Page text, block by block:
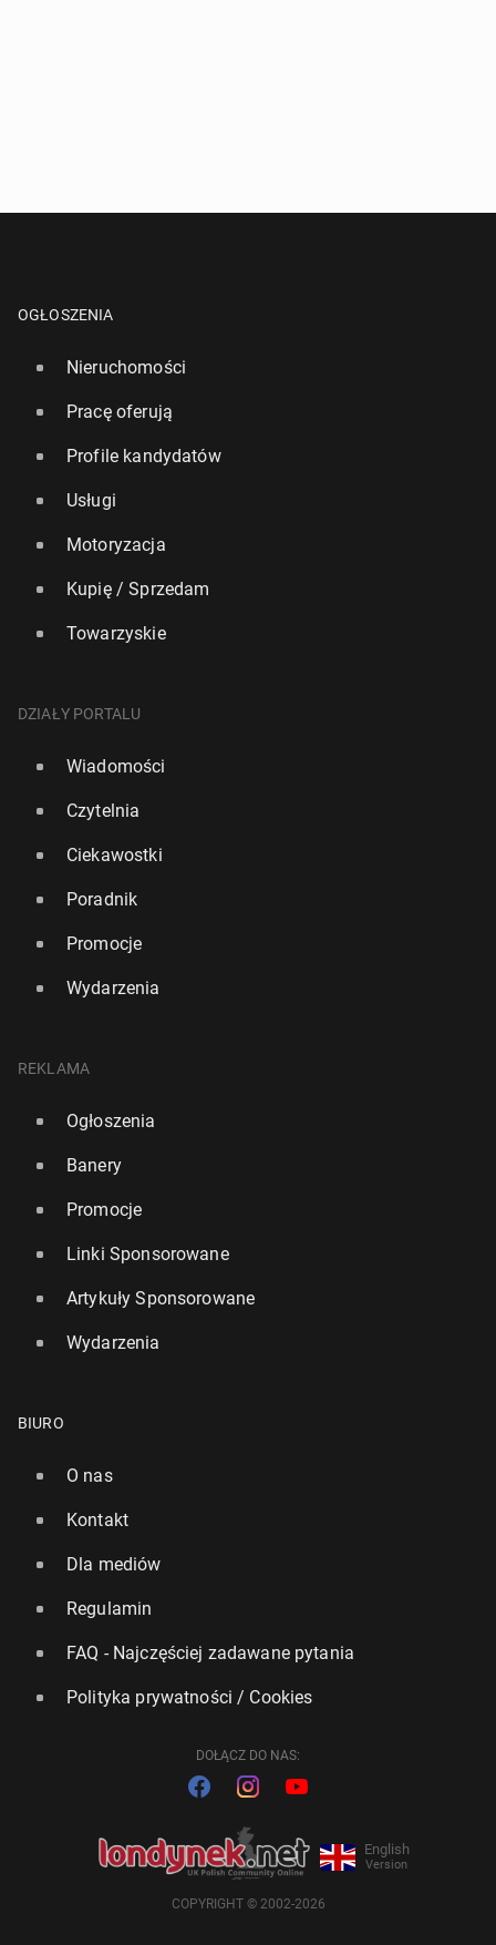
OGŁOSZENIA
Nieruchomości
Pracę oferują
Profile kandydatów
Usługi
Motoryzacja
Kupię / Sprzedam
Towarzyskie
DZIAŁY PORTALU
Wiadomości
Czytelnia
Ciekawostki
Poradnik
Promocje
Wydarzenia
REKLAMA
Ogłoszenia
Banery
Promocje
Linki Sponsorowane
Artykuły Sponsorowane
Wydarzenia
BIURO
O nas
Kontakt
Dla mediów
Regulamin
FAQ - Najczęściej zadawane pytania
Polityka prywatności / Cookies
DOŁĄCZ DO NAS:
English
Version
COPYRIGHT © 2002-2026